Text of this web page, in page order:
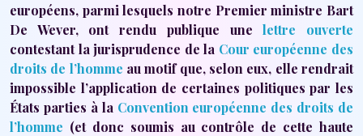
européens, parmi lesquels notre Premier ministre Bart
De Wever, ont rendu publique unelettre ouverte
contestant la jurisprudence de la Cour européenne des
droits de l’homme au motif que, selon eux, elle rendrait
impossible l’application de certaines politiques par les
États parties à la Convention européenne des droits de
l’homme (et donc soumis au contrôle de cette haute